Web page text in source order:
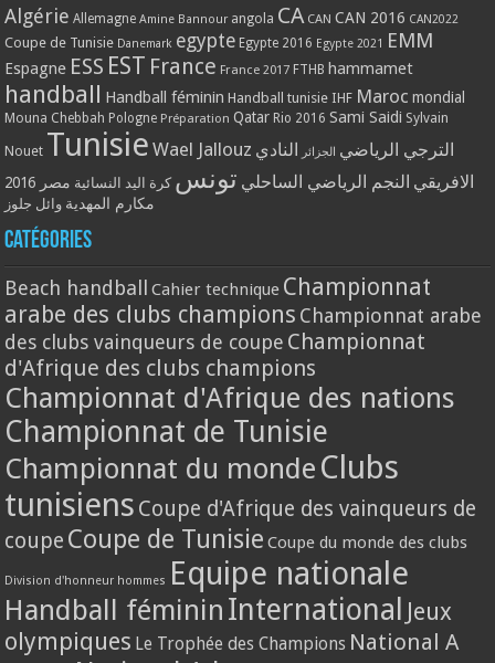
Algérie Allemagne Amine Bannour angola CA CAN CAN 2016 CAN2022
Coupe de Tunisie Danemark egypte Egypte 2016 Egypte 2021 EMM
Espagne ESS EST France France 2017 FTHB hammamet
handball Handball féminin Handball tunisie IHF Maroc mondial
Mouna Chebbah Pologne Préparation Qatar Rio 2016 Sami Saidi Sylvain
Nouet Tunisie Wael Jallouz الترجي الرياضي الجزائر النادي
الافريقي النجم الرياضي الساحلي تونس كرة اليد النسائية مصر 2016
مكارم المهدية وائل جلوز
Catégories
Beach handball Cahier technique Championnat
arabe des clubs champions Championnat arabe
des clubs vainqueurs de coupe Championnat
d'Afrique des clubs champions
Championnat d'Afrique des nations
Championnat de Tunisie
Championnat du monde Clubs
tunisiens Coupe d'Afrique des vainqueurs de
coupe Coupe de Tunisie Coupe du monde des clubs
Division d'honneur hommes Equipe nationale
Handball féminin International Jeux
olympiques Le Trophée des Champions National A